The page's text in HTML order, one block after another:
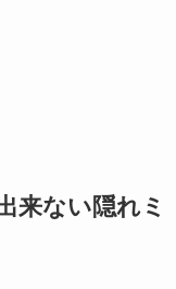
来ない隠れミ